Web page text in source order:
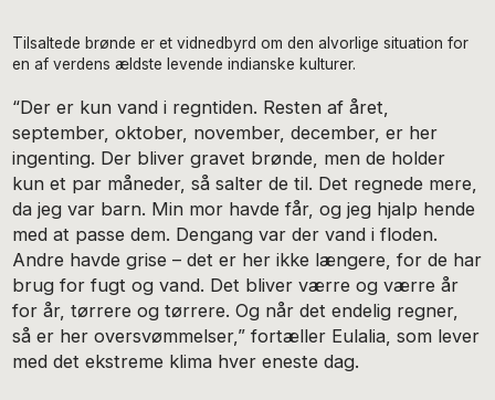
Tilsaltede brønde er et vidnedbyrd om den alvorlige situation for
en af verdens ældste levende indianske kulturer.
“Der er kun vand i regntiden. Resten af året,
september, oktober, november, december, er her
ingenting. Der bliver gravet brønde, men de holder
kun et par måneder, så salter de til. Det regnede mere,
da jeg var barn. Min mor havde får, og jeg hjalp hende
med at passe dem. Dengang var der vand i floden.
Andre havde grise – det er her ikke længere, for de har
brug for fugt og vand. Det bliver værre og værre år
for år, tørrere og tørrere. Og når det endelig regner,
så er her oversvømmelser,” fortæller Eulalia, som lever
med det ekstreme klima hver eneste dag.